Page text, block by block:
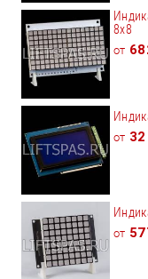
8x8
от
от
от